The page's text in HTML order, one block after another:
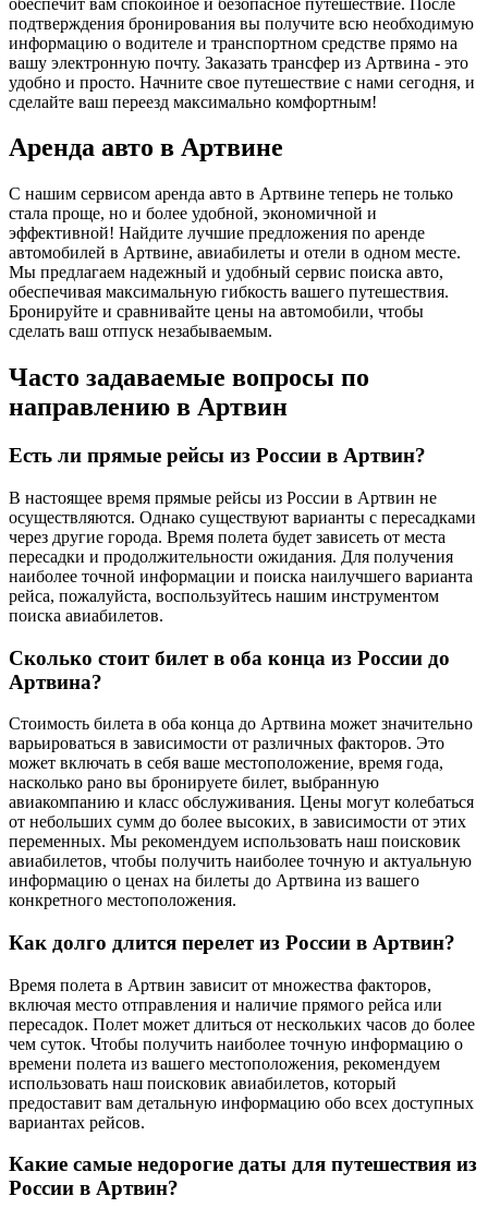
подтверждения бронирования вы получите всю необходимую
информацию о водителе и транспортном средстве прямо на
вашу электронную почту. Заказать трансфер из Артвина - это
удобно и просто. Начните свое путешествие с нами сегодня, и
сделайте ваш переезд максимально комфортным!
Аренда авто в Артвине
С нашим сервисом аренда авто в Артвине теперь не только
стала проще, но и более удобной, экономичной и
эффективной! Найдите лучшие предложения по аренде
автомобилей в Артвине, авиабилеты и отели в одном месте.
Мы предлагаем надежный и удобный сервис поиска авто,
обеспечивая максимальную гибкость вашего путешествия.
Бронируйте и сравнивайте цены на автомобили, чтобы
сделать ваш отпуск незабываемым.
Часто задаваемые вопросы по
направлению в Артвин
Есть ли прямые рейсы из России в Артвин?
В настоящее время прямые рейсы из России в Артвин не
осуществляются. Однако существуют варианты с пересадками
через другие города. Время полета будет зависеть от места
пересадки и продолжительности ожидания. Для получения
наиболее точной информации и поиска наилучшего варианта
рейса, пожалуйста, воспользуйтесь нашим инструментом
поиска авиабилетов.
Сколько стоит билет в оба конца из России до
Артвина?
Стоимость билета в оба конца до Артвина может значительно
варьироваться в зависимости от различных факторов. Это
может включать в себя ваше местоположение, время года,
насколько рано вы бронируете билет, выбранную
авиакомпанию и класс обслуживания. Цены могут колебаться
от небольших сумм до более высоких, в зависимости от этих
переменных. Мы рекомендуем использовать наш поисковик
авиабилетов, чтобы получить наиболее точную и актуальную
информацию о ценах на билеты до Артвина из вашего
конкретного местоположения.
Как долго длится перелет из России в Артвин?
Время полета в Артвин зависит от множества факторов,
включая место отправления и наличие прямого рейса или
пересадок. Полет может длиться от нескольких часов до более
чем суток. Чтобы получить наиболее точную информацию о
времени полета из вашего местоположения, рекомендуем
использовать наш поисковик авиабилетов, который
предоставит вам детальную информацию обо всех доступных
вариантах рейсов.
Какие самые недорогие даты для путешествия из
России в Артвин?